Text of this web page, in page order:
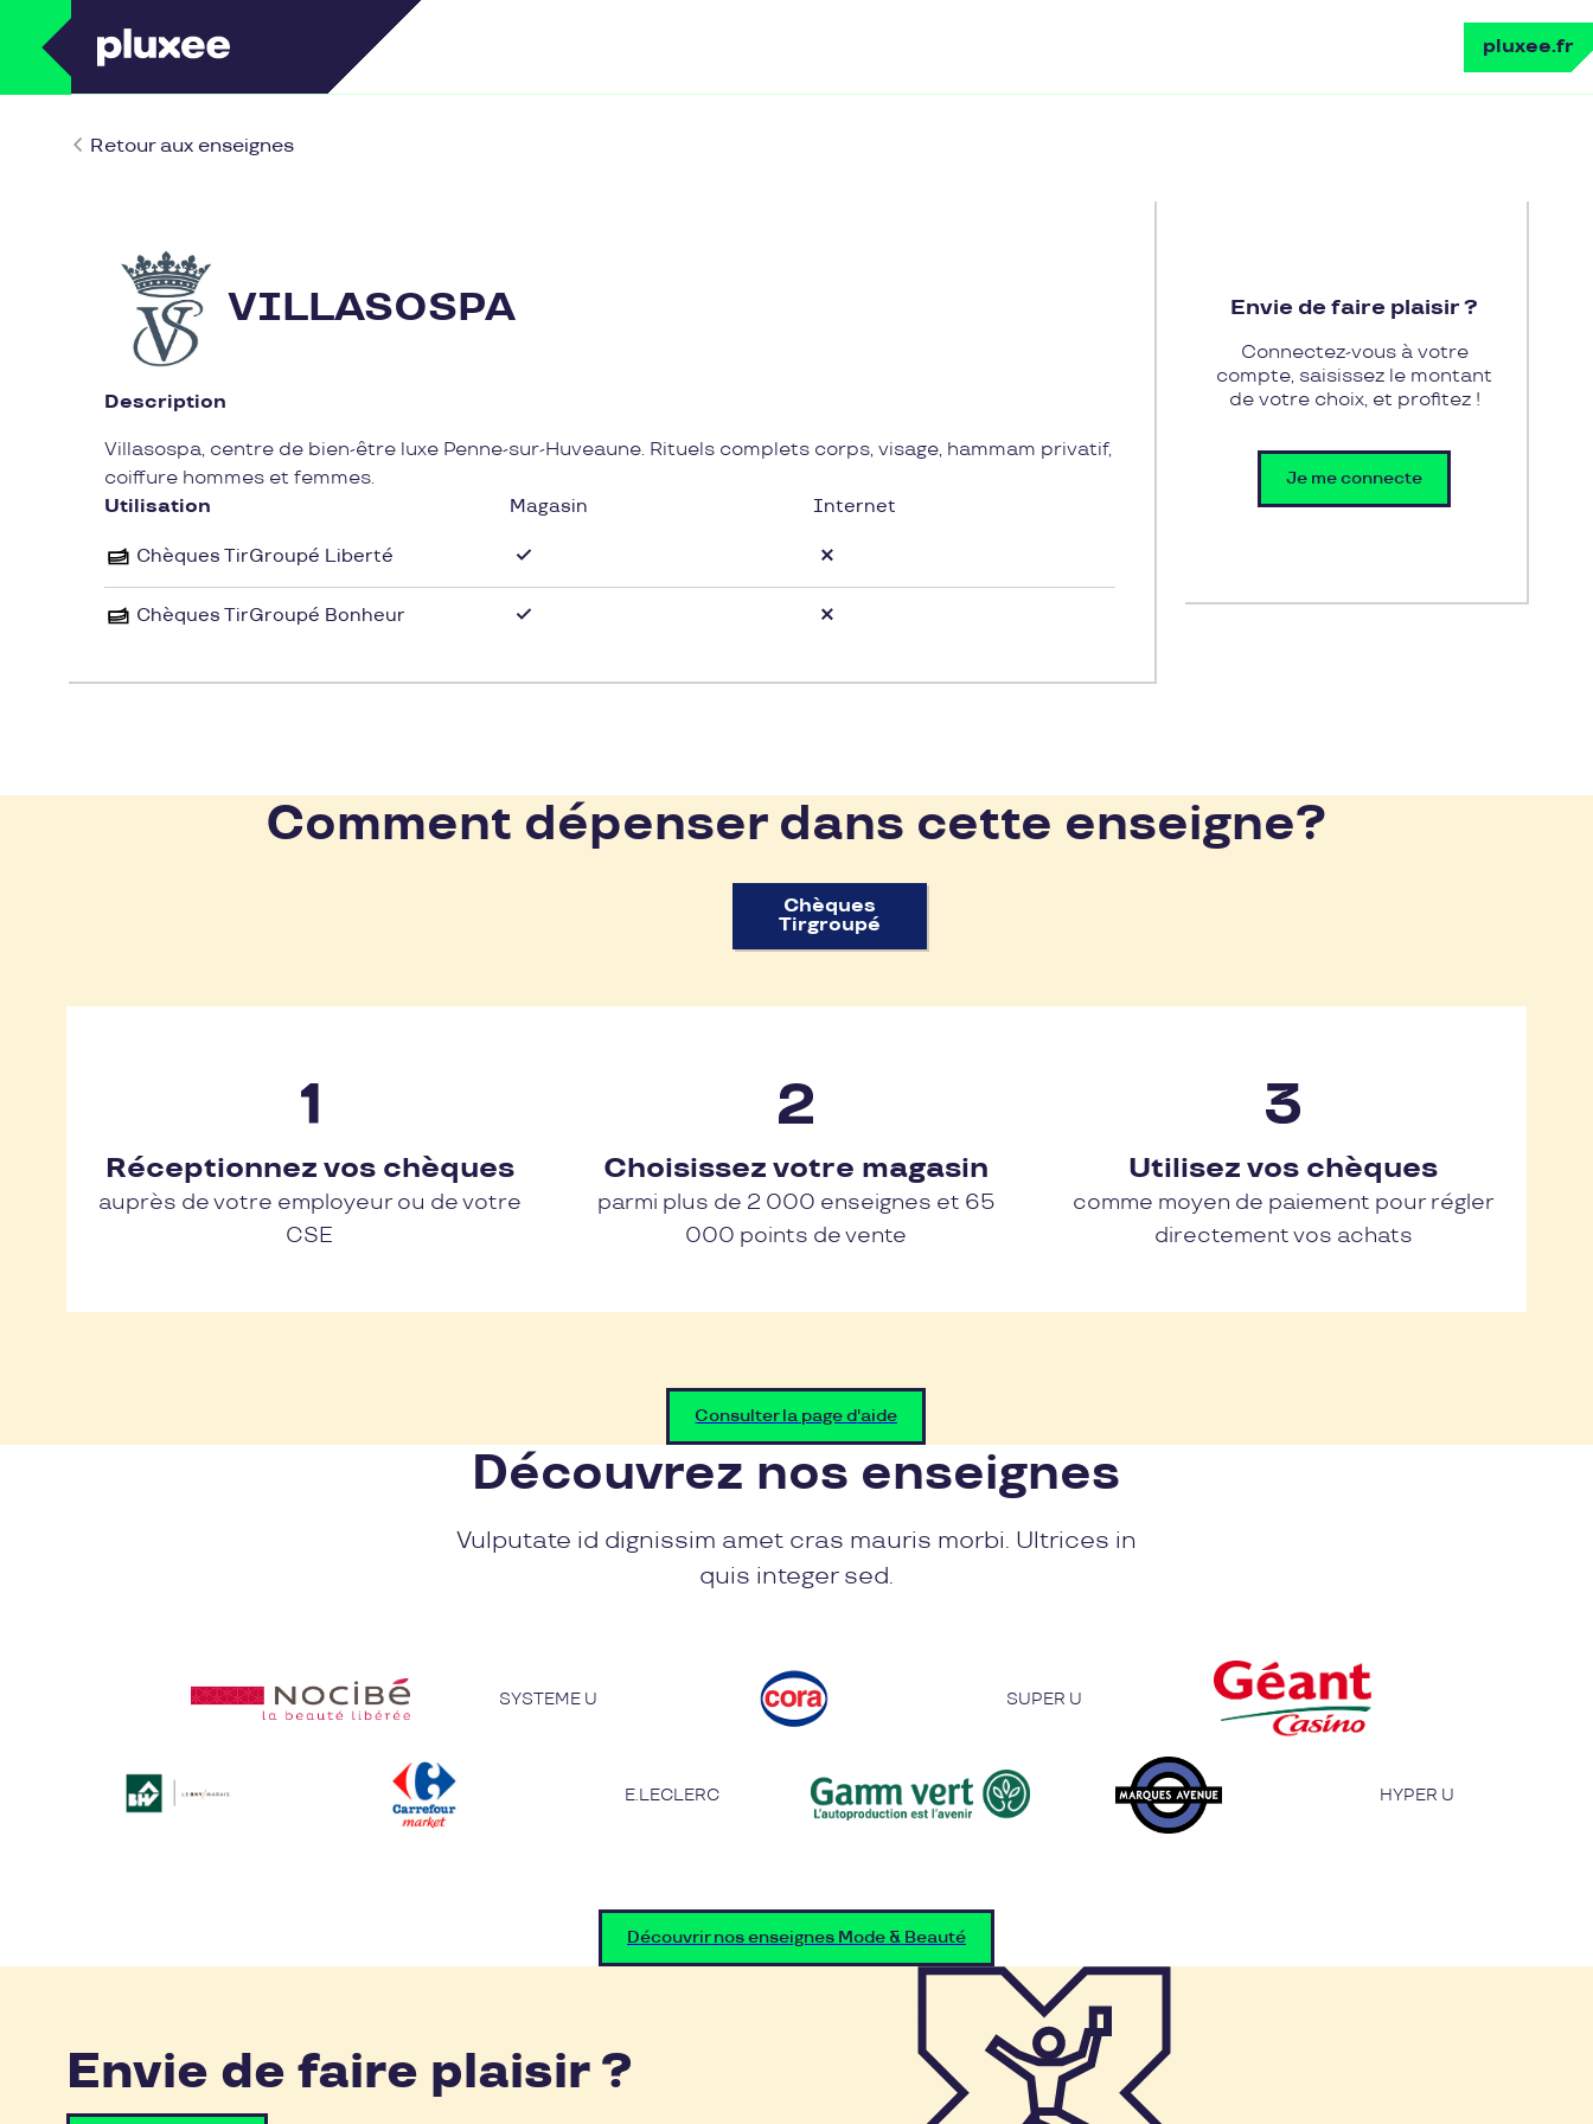
pluxee.fr
Retour aux enseignes
VILLASOSPA
Description
Villasospa, centre de bien-être luxe Penne-sur-Huveaune. Rituels complets corps, visage, hammam privatif,
coiffure hommes et femmes.
Utilisation
Magasin Internet
Chèques TirGroupé Liberté
Chèques TirGroupé Bonheur
Envie de faire plaisir ?
Connectez-vous à votre
compte, saisissez le montant
de votre choix, et profitez !
Je me connecte
Comment dépenser dans cette enseigne?
Chèques
Tirgroupé
Réceptionnez vos chèques
auprès de votre employeur ou de votre
CSE
Choisissez votre magasin
parmi plus de 2 000 enseignes et 65
000 points de vente
Utilisez vos chèques
comme moyen de paiement pour régler
directement vos achats
Consulter la page d'aide
Découvrez nos enseignes
Vulputate id dignissim amet cras mauris morbi. Ultrices in
quis integer sed.
SYSTEME U SUPER U
E.LECLERC HYPER U
Découvrir nos enseignes Mode & Beauté
Envie de faire plaisir ?